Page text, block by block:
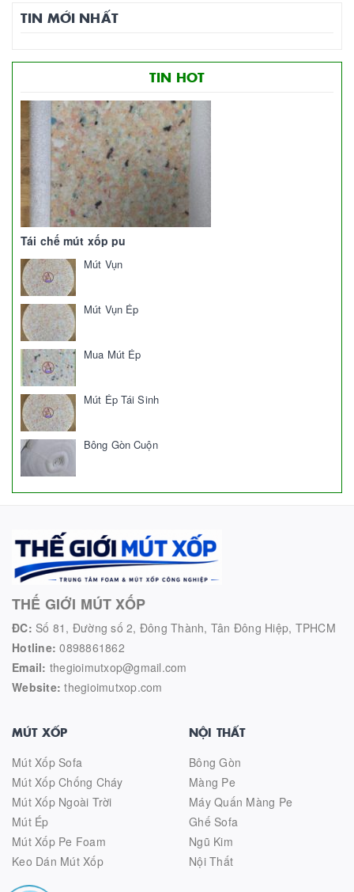
TIN MỚI NHẤT
TIN HOT
Tái chế mút xốp pu
Mút Vụn
Mút Vụn Ép
Mua Mút Ép
Mút Ép Tái Sinh
Bông Gòn Cuộn
THẾ GIỚI MÚT XỐP
ĐC: Số 81, Đường số 2, Đông Thành, Tân Đông Hiệp, TPHCM
Hotline: 0898861862
Email: thegioimutxop@gmail.com
Website: thegioimutxop.com
MÚT XỐP
Mút Xốp Sofa
Mút Xốp Chống Cháy
Mút Xốp Ngoài Trời
Mút Ép
Mút Xốp Pe Foam
Keo Dán Mút Xốp
NỘI THẤT
Bông Gòn
Màng Pe
Máy Quấn Màng Pe
Ghế Sofa
Ngũ Kim
Nội Thất